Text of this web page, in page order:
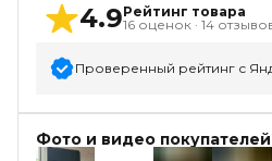
4.9Рейтинг товара
16 оценок · 14
Проверенный рейтинг с
5 звёзд
4 звезды
Фото и видео покупателей